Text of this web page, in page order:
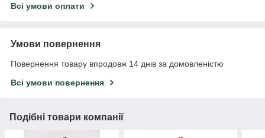
Всі умови оплати
Умови повернення
Повернення товару впродовж 14 днів за домовленістю
Всі умови повернення
Подібні товари компанії